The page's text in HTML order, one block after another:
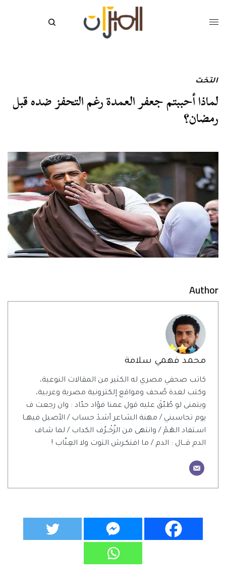
التخت
لماذا أحببتم جعفر العمدة رغم التحفز ضده قبل
رمضان؟
Author
محمد فهمي سلامة
كاتب صحفي مصري له الكثير من المقالات النوعية،
وكتب لعدة صُحف ومواقع إلكترونية مصرية وعربية،
ويتمنى لو طُبّقَ عليه قول عمنا فؤاد حدّاد : وان رجعت ف
يوم تحاسبني / مهنة الشـاعر أشـدْ حساب / الأصيل فيهــا
اسـتفاد الهَـمْ / وانتهى من الزُخْــرُف الكداب / لما شـاف
الدم قـــال : الدم / ما افتكـرش التوت ولا العِنّاب !